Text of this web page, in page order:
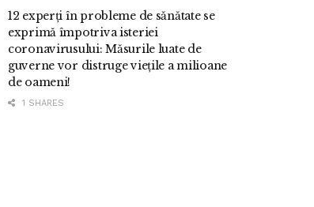
12 experți în probleme de sănătate se
exprimă împotriva isteriei
coronavirusului: Măsurile luate de
guverne vor distruge viețile a milioane
de oameni!
1 SHARES